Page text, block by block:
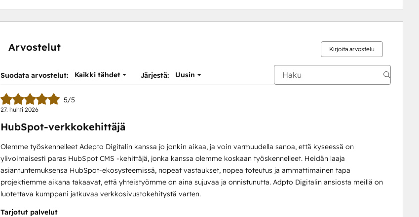
Arvostelut Kirjoita arvostelu
Suodata arvostelut: Kaikki tähdet Järjestä: Uusin
5/5
27. huhti 2026
HubSpot-verkkokehittäjä
Olemme työskennelleet Adepto Digitalin kanssa jo jonkin aikaa, ja voin varmuudella sanoa, että kyseessä on
ylivoimaisesti paras HubSpot CMS -kehittäjä, jonka kanssa olemme koskaan työskennelleet. Heidän laaja
asiantuntemuksensa HubSpot-ekosysteemissä, nopeat vastaukset, nopea toteutus ja ammattimainen tapa
projektiemme aikana takaavat, että yhteistyömme on aina sujuvaa ja onnistunutta. Adpto Digitalin ansiosta meillä on
luotettava kumppani jatkuvaa verkkosivustokehitystä varten.
Tarjotut palvelut